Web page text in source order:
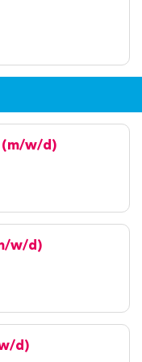
(m/w/d)
w/d)
d)